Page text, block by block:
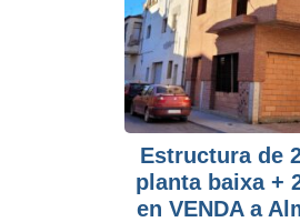
Estructura de
planta baixa +
en VENDA a